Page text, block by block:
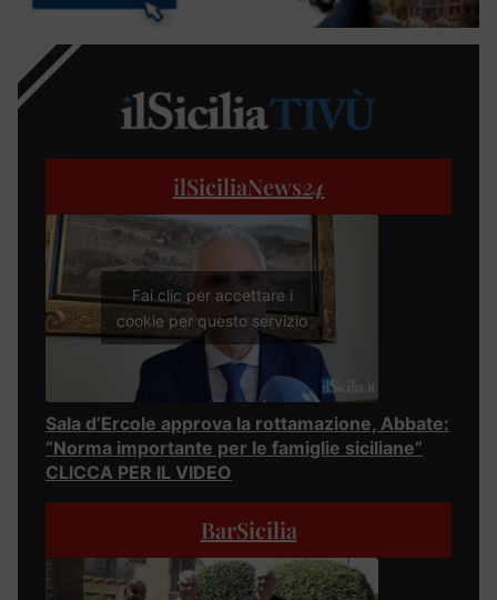
ilSiciliaNews24
Fai clic per accettare i
cookie per questo servizio
Sala d’Ercole approva la rottamazione, Abbate:
“Norma importante per le famiglie siciliane”
CLICCA PER IL VIDEO
BarSicilia